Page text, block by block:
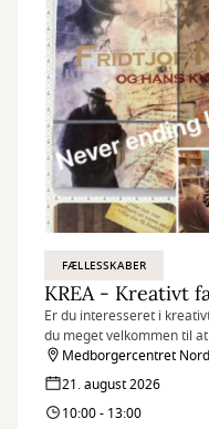
FÆLLESSKABER
Er du interesseret i
du meget velkommen til
som finder sted hver
Medborgercentret
21. august 2026
10:00 - 13:00